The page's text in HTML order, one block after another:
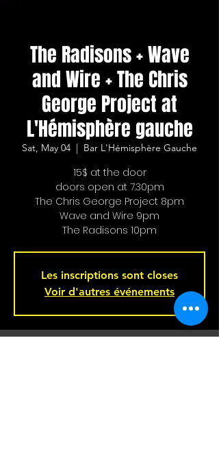
The Radisons + Wave
and Wire + The Chris
George Project at
L'Hémisphère gauche
Sat, May 04 Bar L'Hémisphère Gauche
15$ at the door
doors open at 7.30pm
The Chris George Project 8pm
Wave and Wire 9pm
The Radisons 10pm
Les inscriptions sont closes
Voir d'autres événements